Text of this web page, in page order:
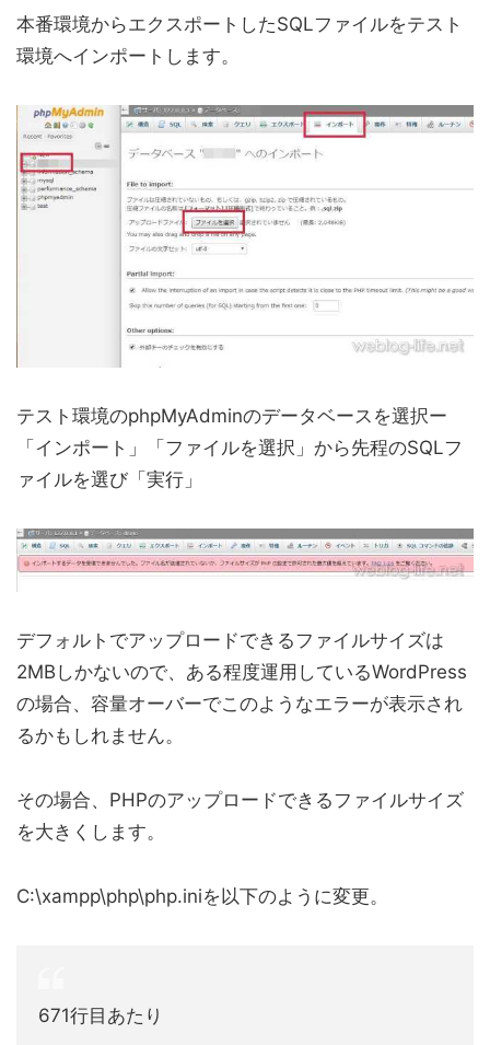
本番環境からエクスポートしたSQLファイルをテスト
環境へインポートします。
テスト環境のphpMyAdminのデータベースを選択ー
「インポート」「ファイルを選択」から先程のSQLフ
ァイルを選び「実行」
デフォルトでアップロードできるファイルサイズは
2MBしかないので、ある程度運用しているWordPress
の場合、容量オーバーでこのようなエラーが表示され
るかもしれません。
その場合、PHPのアップロードできるファイルサイズ
を大きくします。
C:\xampp\php\php.iniを以下のように変更。
671行目あたり